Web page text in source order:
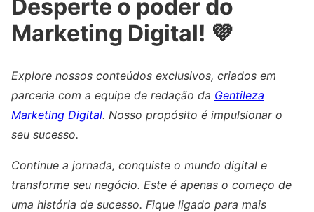
Desperte o poder do
Marketing Digital! 💜
Explore nossos conteúdos exclusivos, criados em
parceria com a equipe de redação da Gentileza
Marketing Digital. Nosso propósito é impulsionar o
seu sucesso.
Continue a jornada, conquiste o mundo digital e
transforme seu negócio. Este é apenas o começo de
uma história de sucesso. Fique ligado para mais